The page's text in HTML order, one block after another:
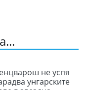
не успя
унгарските